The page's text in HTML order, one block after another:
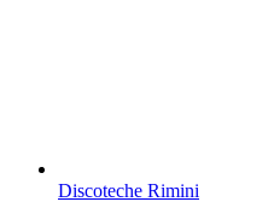
Discoteche Rimini